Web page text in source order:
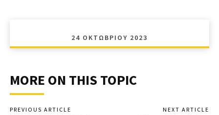
24 ΟΚΤΩΒΡΊΟΥ 2023
MORE ON THIS TOPIC
PREVIOUS ARTICLE NEXT ARTICLE